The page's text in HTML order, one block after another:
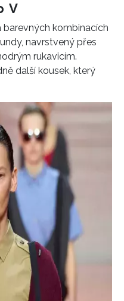
V
barevných kombinacích
navrstvený přes
rukavicím.
další kousek, který